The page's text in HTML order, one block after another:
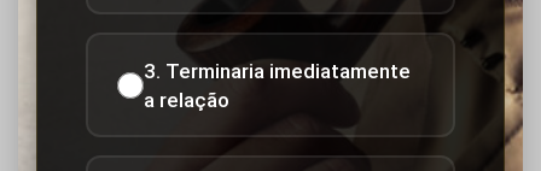
3. Terminaria imediatamente
a relação